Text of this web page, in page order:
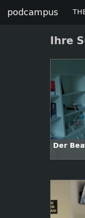
podcampus
Ihre
Der